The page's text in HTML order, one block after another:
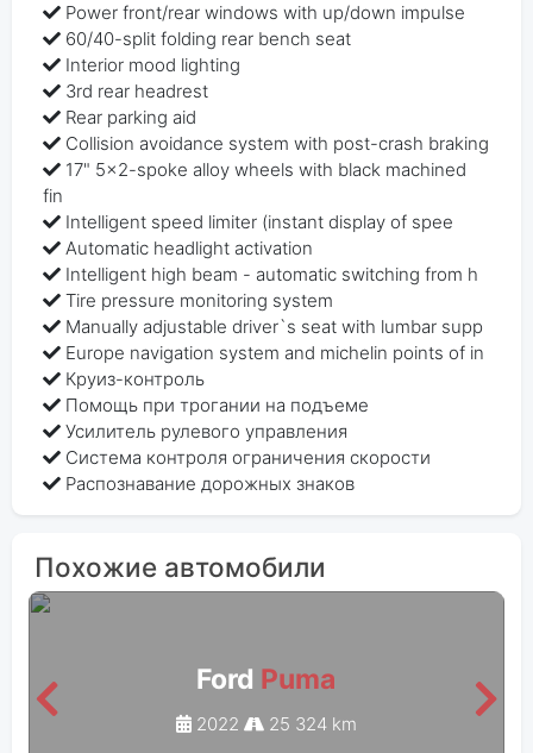
Power front/rear windows with up/down impulse
60/40-split folding rear bench seat
Interior mood lighting
3rd rear headrest
Rear parking aid
Collision avoidance system with post-crash braking
17" 5x2-spoke alloy wheels with black machined
fin
Intelligent speed limiter (instant display of spee
Automatic headlight activation
Intelligent high beam - automatic switching from h
Tire pressure monitoring system
Manually adjustable driver`s seat with lumbar supp
Europe navigation system and michelin points of in
Круиз-контроль
Помощь при трогании на подъеме
Усилитель рулевого управления
Система контроля ограничения скорости
Распознавание дорожных знаков
Похожие автомобили
Ford Puma
2022 25 324 km